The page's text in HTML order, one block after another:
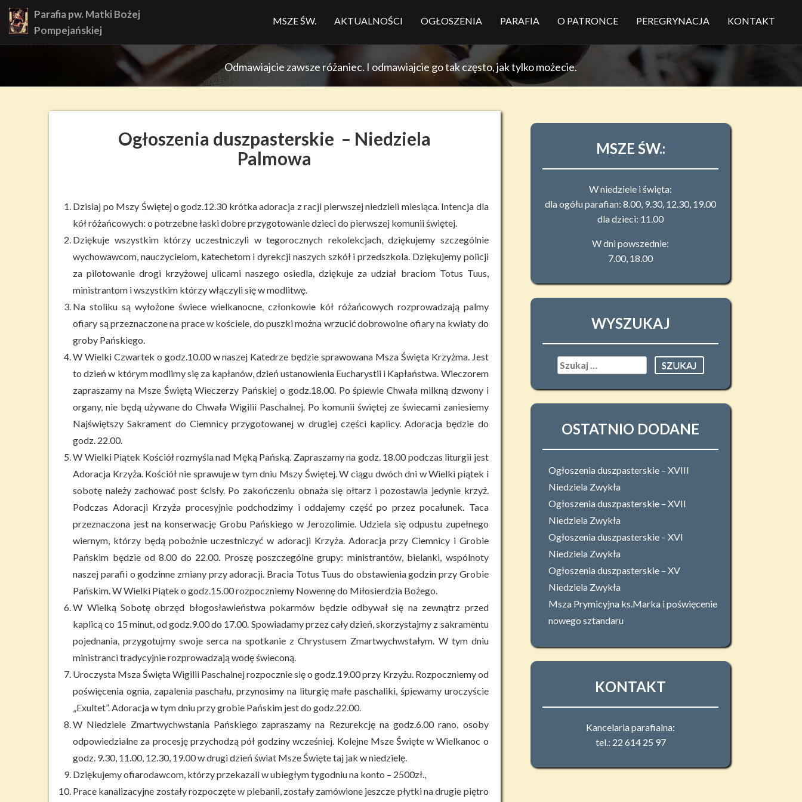
Skip
content
Parafia pw. Matki Bożej
Pompejańskiej
MSZE ŚW. AKTUALNOŚCI OGŁOSZENIA PARAFIA O PATRONCE PEREGRYNACJA KONTAKT
Odmawiajcie zawsze różaniec. I odmawiajcie go tak często, jak tylko możecie.
Ogłoszenia duszpasterskie – Niedziela
Palmowa
Dzisiaj po Mszy Świętej o godz.12.30 krótka adoracja z racji pierwszej niedzieli miesiąca. Intencja dla
kół różańcowych: o potrzebne łaski dobre przygotowanie dzieci do pierwszej komunii świętej.
Dziękuje wszystkim którzy uczestniczyli w tegorocznych rekolekcjach, dziękujemy szczególnie
wychowawcom, nauczycielom, katechetom i dyrekcji naszych szkół i przedszkola. Dziękujemy policji
za pilotowanie drogi krzyżowej ulicami naszego osiedla, dziękuje za udział braciom Totus Tuus,
ministrantom i wszystkim którzy włączyli się w modlitwę.
Na stoliku są wyłożone świece wielkanocne, członkowie kół różańcowych rozprowadzają palmy
ofiary są przeznaczone na prace w kościele, do puszki można wrzucić dobrowolne ofiary na kwiaty do
groby Pańskiego.
W Wielki Czwartek o godz.10.00 w naszej Katedrze będzie sprawowana Msza Święta Krzyżma. Jest
to dzień w którym modlimy się za kapłanów, dzień ustanowienia Eucharystii i Kapłaństwa. Wieczorem
zapraszamy na Msze Świętą Wieczerzy Pańskiej o godz.18.00. Po śpiewie Chwała milkną dzwony i
organy, nie będą używane do Chwała Wigilii Paschalnej. Po komunii świętej ze świecami zaniesiemy
Najświętszy Sakrament do Ciemnicy przygotowanej w drugiej części kaplicy. Adoracja będzie do
godz. 22.00.
W Wielki Piątek Kościół rozmyśla nad Męką Pańską. Zapraszamy na godz. 18.00 podczas liturgii jest
Adoracja Krzyża. Kościół nie sprawuje w tym dniu Mszy Świętej. W ciągu dwóch dni w Wielki piątek i
sobotę należy zachować post ścisły. Po zakończeniu obnaża się ołtarz i pozostawia jedynie krzyż.
Podczas Adoracji Krzyża procesyjnie podchodzimy i oddajemy część po przez pocałunek. Taca
przeznaczona jest na konserwację Grobu Pańskiego w Jerozolimie. Udziela się odpustu zupełnego
wiernym, którzy będą pobożnie uczestniczyć w adoracji Krzyża. Adoracja przy Ciemnicy i Grobie
Pańskim będzie od 8.00 do 22.00. Proszę poszczególne grupy: ministrantów, bielanki, wspólnoty
naszej parafii o godzinne zmiany przy adoracji. Bracia Totus Tuus do obstawienia godzin przy Grobie
Pańskim. W Wielki Piątek o godz.15.00 rozpoczniemy Nowennę do Miłosierdzia Bożego.
W Wielką Sobotę obrzęd błogosławieństwa pokarmów będzie odbywał się na zewnątrz przed
kaplicą co 15 minut, od godz.9.00 do 17.00. Spowiadamy przez cały dzień, skorzystajmy z sakramentu
pojednania, przygotujmy swoje serca na spotkanie z Chrystusem Zmartwychwstałym. W tym dniu
ministranci tradycyjnie rozprowadzają wodę świeconą.
Uroczysta Msza Święta Wigilii Paschalnej rozpocznie się o godz.19.00 przy Krzyżu. Rozpoczniemy od
poświęcenia ognia, zapalenia paschału, przynosimy na liturgię małe paschaliki, śpiewamy uroczyście
„Exultet”. Adoracja w tym dniu przy grobie Pańskim jest do godz.22.00.
W Niedziele Zmartwychwstania Pańskiego zapraszamy na Rezurekcję na godz.6.00 rano, osoby
odpowiedzialne za procesję przychodzą pół godziny wcześniej. Kolejne Msze Święte w Wielkanoc o
godz. 9.30, 11.00, 12.30, 19.00 w drugi dzień świat Msze Święte taj jak w niedzielę.
Dziękujemy ofiarodawcom, którzy przekazali w ubiegłym tygodniu na konto – 2500zł.,
Prace kanalizacyjne zostały rozpoczęte w plebanii, zostały zamówione jeszcze płytki na drugie piętro
MSZE ŚW.:
W niedziele i święta:
dla ogółu parafian: 8.00, 9.30, 12.30, 19.00
dla dzieci: 11.00
W dni powszednie:
7.00, 18.00
WYSZUKAJ
Szukaj:
OSTATNIO DODANE
Ogłoszenia duszpasterskie – XVIII
Niedziela Zwykła
Ogłoszenia duszpasterskie – XVII
Niedziela Zwykła
Ogłoszenia duszpasterskie – XVI
Niedziela Zwykła
Ogłoszenia duszpasterskie – XV
Niedziela Zwykła
Msza Prymicyjna ks.Marka i poświęcenie
nowego sztandaru
KONTAKT
Kancelaria parafialna:
tel.: 22 614 25 97